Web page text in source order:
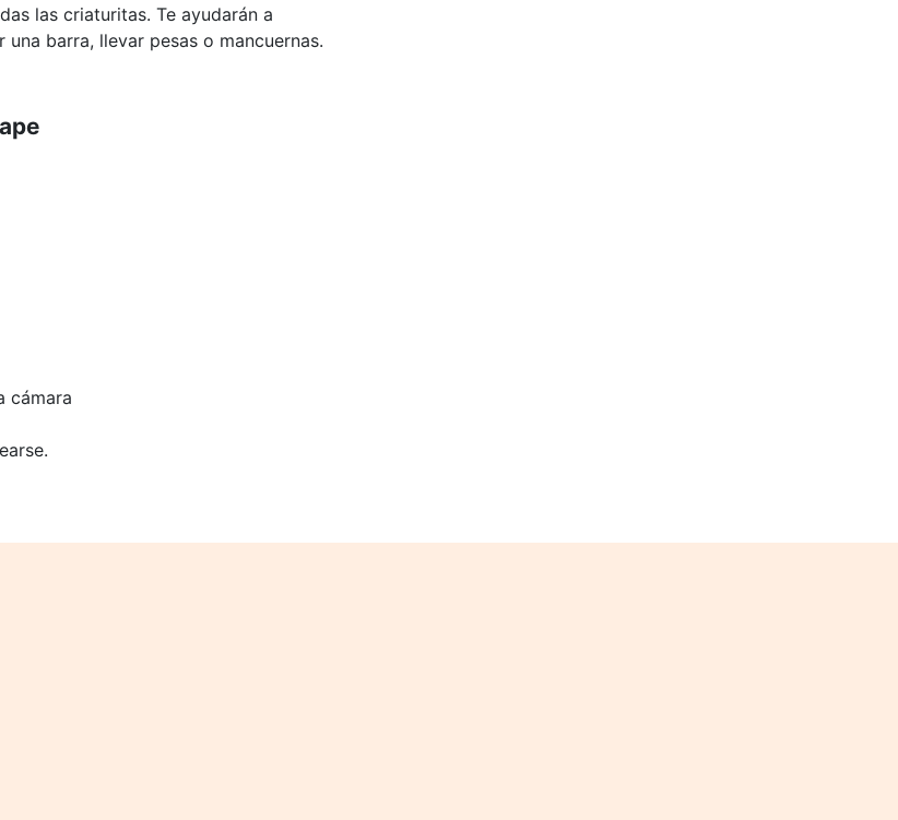
las criaturitas. Te ayudarán a
barra, llevar pesas o mancuernas.
cámara